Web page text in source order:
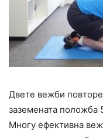
Двете вежби
заземената положба
Многу ефективна